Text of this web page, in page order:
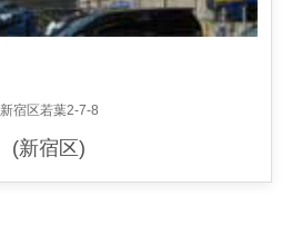
新宿区若葉2-7-8
(新宿区)